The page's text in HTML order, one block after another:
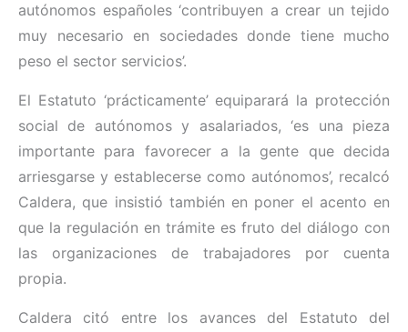
autónomos españoles ‘contribuyen a crear un tejido
muy necesario en sociedades donde tiene mucho
peso el sector servicios’.
El Estatuto ‘prácticamente’ equiparará la protección
social de autónomos y asalariados, ‘es una pieza
importante para favorecer a la gente que decida
arriesgarse y establecerse como autónomos’, recalcó
Caldera, que insistió también en poner el acento en
que la regulación en trámite es fruto del diálogo con
las organizaciones de trabajadores por cuenta
propia.
Caldera citó entre los avances del Estatuto del